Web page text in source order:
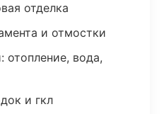
отделка
и отмостки
отопление, вода,
и гкл